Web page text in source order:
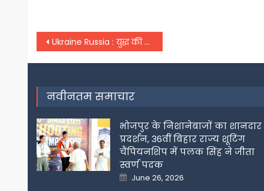
Post
navigation
Ukraine Russia : युद्ध की आंशका के बीच दोगुना हो गया यूक्रेन-इंडिया का एयर टिकट,
नवीनतम समाचार
भोजपुर के निशानेबाजों का शानदार
प्रदर्शन, 36वीं बिहार राज्य शूटिंग
चैंपियनशिप में पलक सिंह ने जीता
स्वर्ण पदक
Posted
on
June 26, 2026